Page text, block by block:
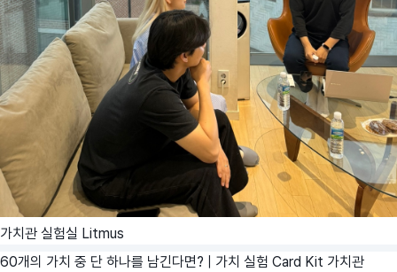
가치관 실험실 Litmus
60개의 가치 중 단 하나를 남긴다면? | 가치 실험 Card Kit 가치관